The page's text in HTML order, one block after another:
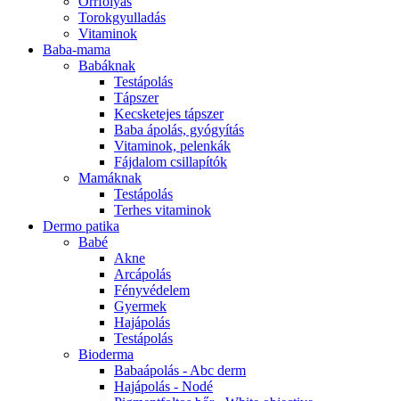
Torokgyulladás
Vitaminok
Baba-mama
Babáknak
Testápolás
Tápszer
Kecsketejes tápszer
Baba ápolás, gyógyítás
Vitaminok, pelenkák
Fájdalom csillapítók
Mamáknak
Testápolás
Terhes vitaminok
Dermo patika
Babé
Akne
Arcápolás
Fényvédelem
Gyermek
Hajápolás
Testápolás
Bioderma
Babaápolás - Abc derm
Hajápolás - Nodé